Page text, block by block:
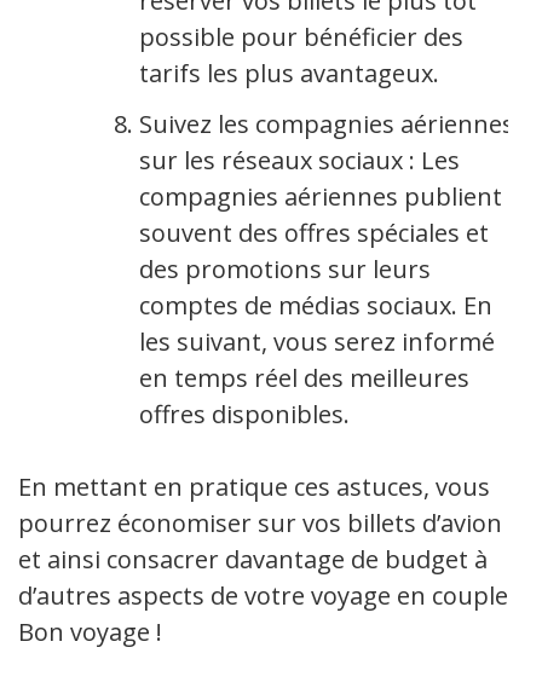
possible pour bénéficier des
tarifs les plus avantageux.
Suivez les compagnies aériennes
sur les réseaux sociaux : Les
compagnies aériennes publient
souvent des offres spéciales et
des promotions sur leurs
comptes de médias sociaux. En
les suivant, vous serez informé
en temps réel des meilleures
offres disponibles.
En mettant en pratique ces astuces, vous
pourrez économiser sur vos billets d’avion
et ainsi consacrer davantage de budget à
d’autres aspects de votre voyage en couple.
Bon voyage !